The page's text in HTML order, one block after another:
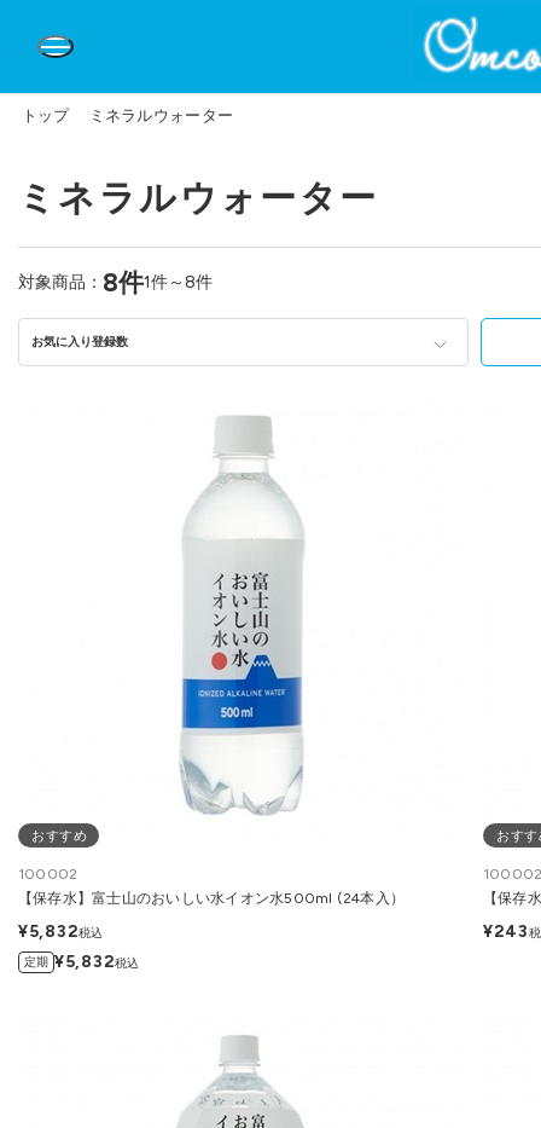
トップ ミネラルウォーター
ミネラルウォーター
対象商品： 8件1件～8件
お気に入り登録数
おすすめ
100002
【保存水】富士山のおいしい水イオン水500ml (24本入）
¥5,832税込
定期 ¥5,832税込
おすす
【保存
¥243